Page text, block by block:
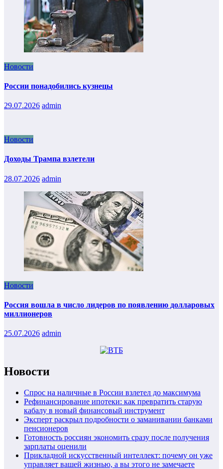
Новости
России понадобились кузнецы
29.07.2026 admin
Новости
Доходы Трампа взлетели
28.07.2026 admin
Новости
Россия вошла в число лидеров по появлению долларовых
миллионеров
25.07.2026 admin
Новости
Спрос на наличные в России взлетел до максимума
Рефинансирование ипотеки: как превратить старую
кабалу в новый финансовый инструмент
Эксперт раскрыл подробности о заманивании банками
пенсионеров
Готовность россиян экономить сразу после получения
зарплаты оценили
Прикладной искусственный интеллект: почему он уже
управляет вашей жизнью, а вы этого не замечаете